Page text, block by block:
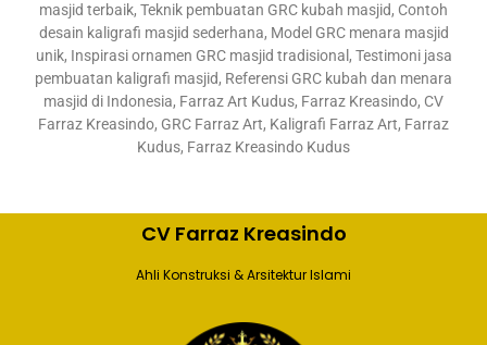
masjid terbaik, Teknik pembuatan GRC kubah masjid, Contoh
desain kaligrafi masjid sederhana, Model GRC menara masjid
unik, Inspirasi ornamen GRC masjid tradisional, Testimoni jasa
pembuatan kaligrafi masjid, Referensi GRC kubah dan menara
masjid di Indonesia, Farraz Art Kudus, Farraz Kreasindo, CV
Farraz Kreasindo, GRC Farraz Art, Kaligrafi Farraz Art, Farraz
Kudus, Farraz Kreasindo Kudus
CV Farraz Kreasindo
Ahli Konstruksi & Arsitektur Islami